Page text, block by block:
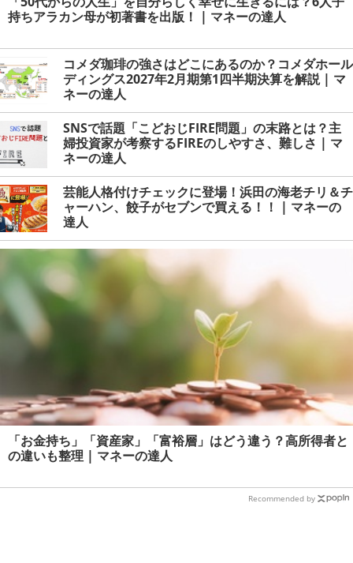
持ちアラカン母が初著書を出版！ | マネーの達人
コメダ珈琲の強さはどこにあるのか？コメダホール
ディングス2027年2月期第1四半期決算を解説 | マ
ネーの達人
SNSで話題「こどおじFIRE問題」の末路とは？主
婦投資家が考察するFIREのしやすさ、難しさ | マ
ネーの達人
芸能人格付けチェックに登場！浜田の海老チリ＆チ
ャーハン、餃子がセブンで買える！！ | マネーの
達人
「お金持ち」「資産家」「富裕層」はどう違う？高所得者と
の違いも整理 | マネーの達人
Recommended by